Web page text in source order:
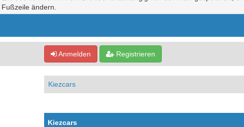
Fußzeile ändern.
Anmelden Registrieren
Kiezcars
Kiezcars